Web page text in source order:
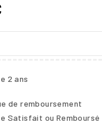
2 ans
de remboursement
Satisfait ou Remboursé